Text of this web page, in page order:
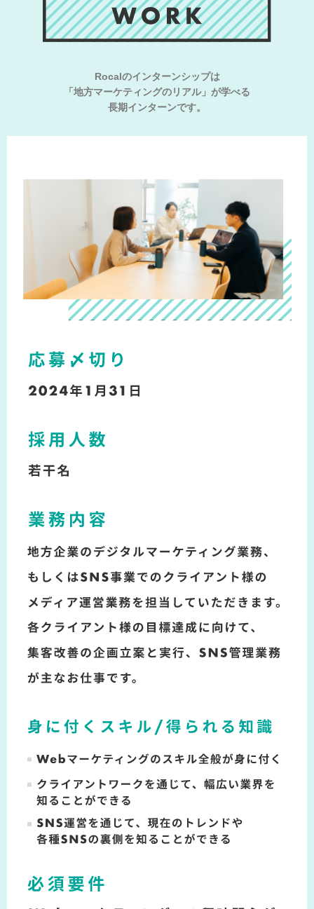
Rocalのインターンシップは
「地方マーケティングのリアル」が学べる
長期インターンです。